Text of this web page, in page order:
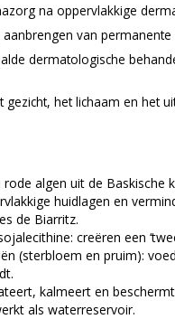
na oppervlakkige
van
dermatologische
het lichaam en het
algen uit de Baskische
huidlagen en
de Biarritz.
creëren een
(sterbloem en pruim):
kalmeert en
als waterreservoir.